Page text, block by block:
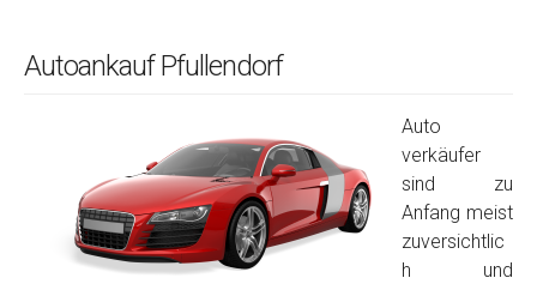
Autoankauf Pfullendorf
Auto
verkäufer
sind zu
Anfang meist
zuversichtlic
h und